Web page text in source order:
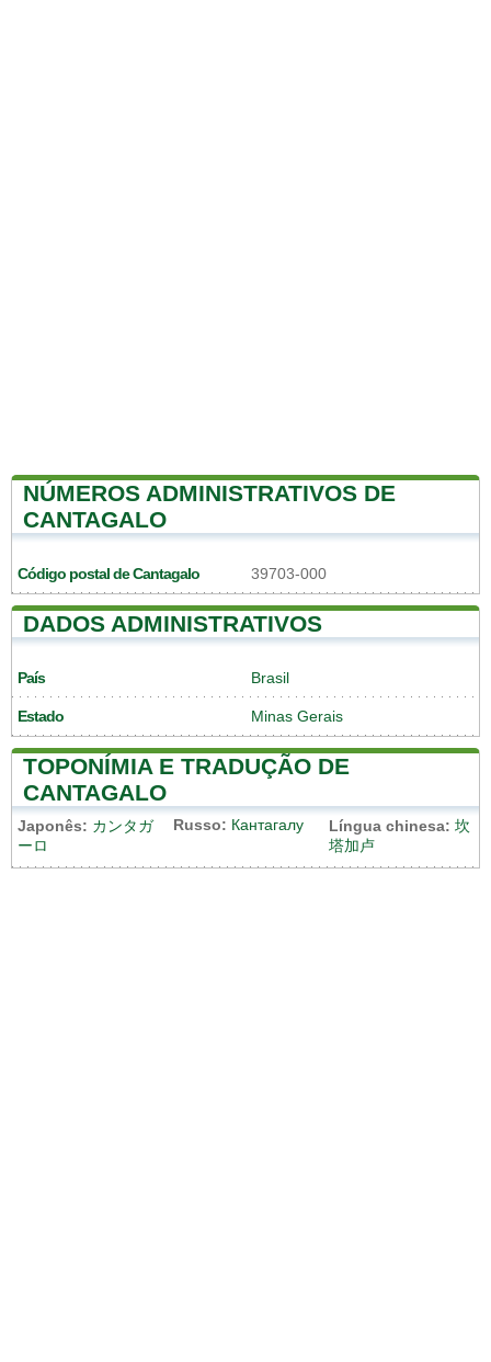
NÚMEROS ADMINISTRATIVOS DE
CANTAGALO
Código postal de Cantagalo 39703-000
DADOS ADMINISTRATIVOS
País Brasil
Estado Minas Gerais
TOPONÍMIA E TRADUÇÃO DE
CANTAGALO
Japonês: カンタガ
ーロ
Russo: Кантагалу Língua chinesa: 坎
塔加卢